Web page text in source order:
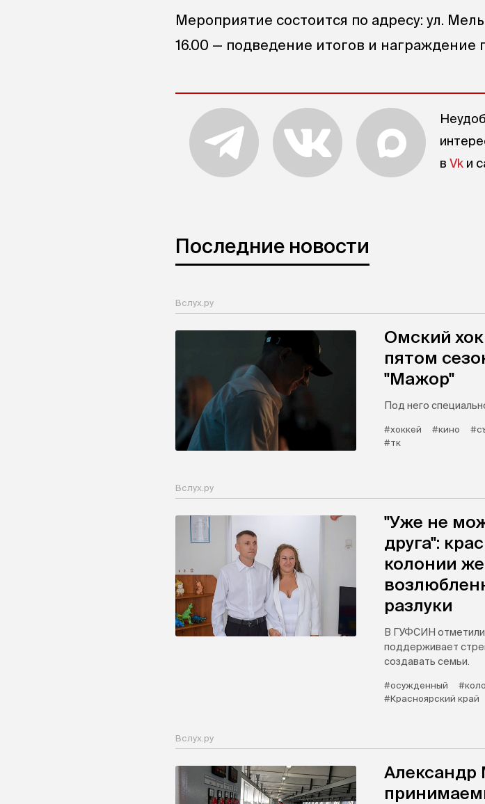
Мероприятие состоится по адресу: ул.
16.00 — подведение итогов и награждение
в Vk и
Последние новости
Вслух.ру
Омский
пятом
"Мажор"
Под него
#хоккей #кино
#тк
Вслух.ру
"Уже не
друга":
колонии
разлуки
В ГУФСИН
поддерживает
создавать семьи.
#осужденный
#Красноярский край
Вслух.ру